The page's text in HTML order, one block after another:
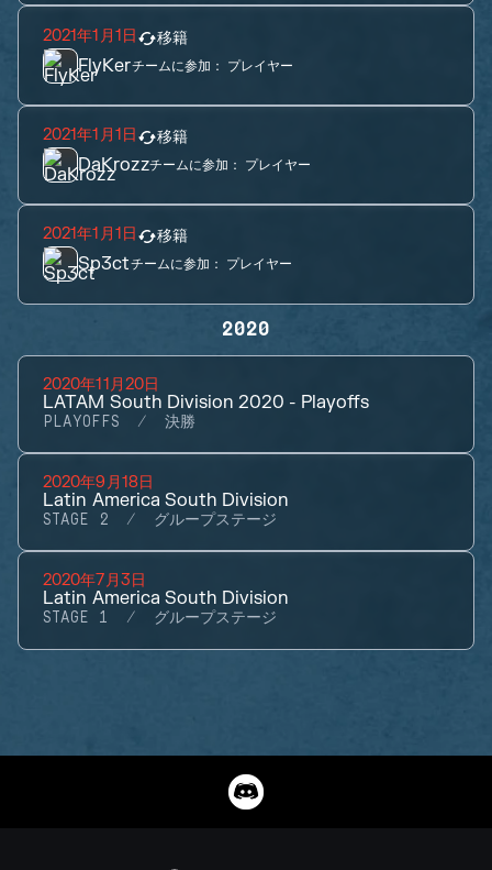
2021年1月1日 移籍
FlyKerチームに参加： プレイヤー
2021年1月1日 移籍
DaKrozzチームに参加： プレイヤー
2021年1月1日 移籍
Sp3ctチームに参加： プレイヤー
2020
2020年11月20日
LATAM South Division 2020 - Playoffs
PLAYOFFS 決勝
2020年9月18日
Latin America South Division
STAGE 2 グループステージ
2020年7月3日
Latin America South Division
STAGE 1 グループステージ